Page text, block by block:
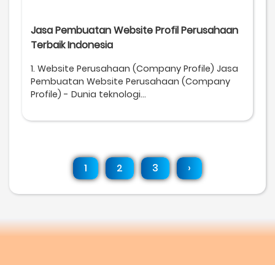
Jasa Pembuatan Website Profil Perusahaan
Terbaik Indonesia
1. Website Perusahaan (Company Profile) Jasa
Pembuatan Website Perusahaan (Company
Profile) - Dunia teknologi...
1 2 3 ›